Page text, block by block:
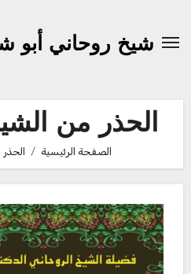
المحتوىشيخ روحاني أبو
الحذر من
الصفحة الرئيسية